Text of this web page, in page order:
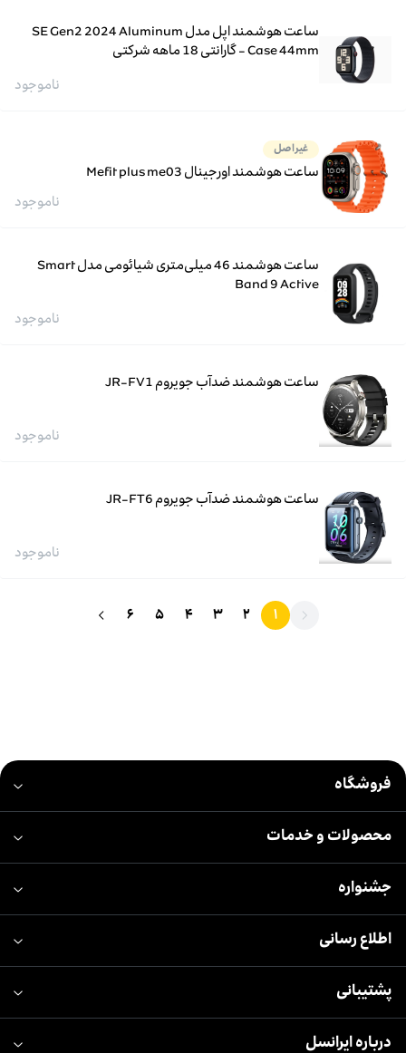
ساعت هوشمند اپل مدل SE Gen2 2024 Aluminum
Case 44mm - گارانتی 18 ماهه شرکتی
ناموجود
غیراصل
ساعت هوشمند اورجینال Mefit plus me03
ناموجود
ساعت هوشمند 46 میلی‌متری شیائومی مدل Smart
Band 9 Active
ناموجود
ساعت هوشمند ضدآب جویروم JR-FV1
ناموجود
ساعت هوشمند ضدآب جویروم JR-FT6
ناموجود
۱ ۲ ۳ ۴ ۵ ۶
فروشگاه
محصولات و خدمات
جشنواره
اطلاع رسانی
پشتیبانی
درباره ایرانسل